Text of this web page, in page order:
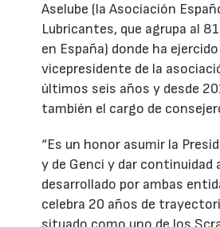
Aselube (la Asociación
Lubricantes, que agrupa al
en España) donde ha
vicepresidente de la
últimos seis años y desde
también el cargo de
“Es un honor asumir la
y de Genci y dar continuidad
desarrollado por ambas
celebra 20 años de